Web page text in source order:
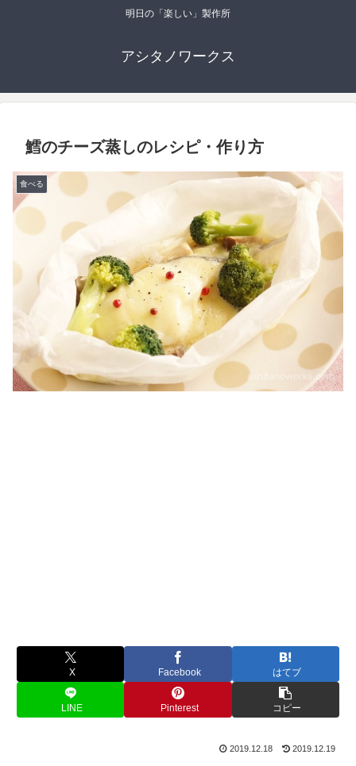
明日の「楽しい」製作所
アシタノワークス
鱈のチーズ蒸しのレシピ・作り方
食べる
X Facebook はてブ
LINE Pinterest コピー
2019.12.18 2019.12.19